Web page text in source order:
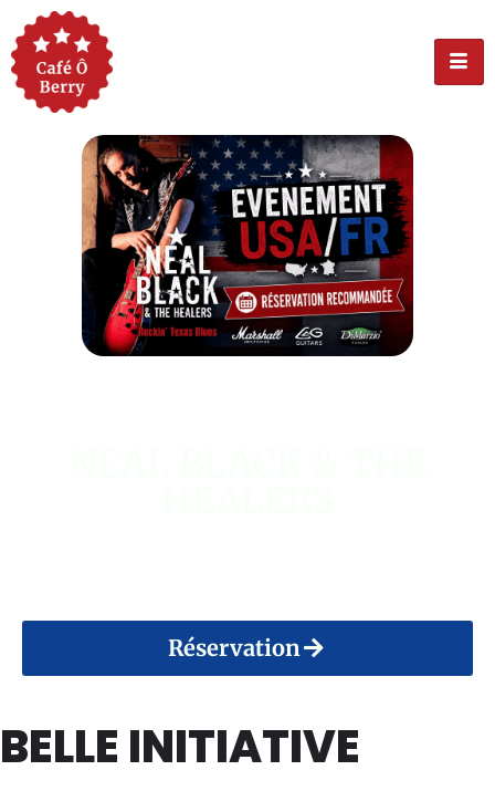
Réservation
BELLE INITIATIVE